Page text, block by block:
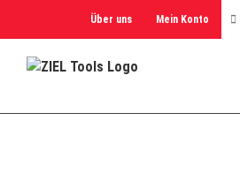
Über uns Mein Konto